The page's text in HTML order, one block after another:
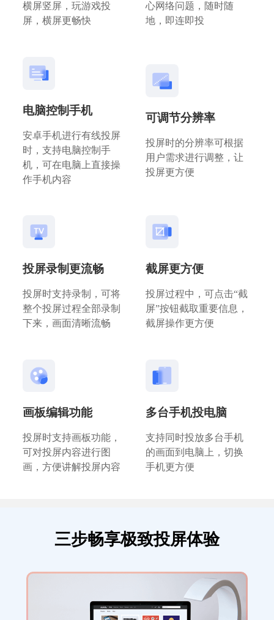
横屏竖屏，玩游戏投
屏，横屏更畅快
心网络问题，随时随
地，即连即投
电脑控制手机
安卓手机进行有线投屏
时，支持电脑控制手
机，可在电脑上直接操
作手机内容
可调节分辨率
投屏时的分辨率可根据
用户需求进行调整，让
投屏更方便
投屏录制更流畅
投屏时支持录制，可将
整个投屏过程全部录制
下来，画面清晰流畅
截屏更方便
投屏过程中，可点击“截
屏”按钮截取重要信息，
截屏操作更方便
画板编辑功能
投屏时支持画板功能，
可对投屏内容进行图
画，方便讲解投屏内容
多台手机投电脑
支持同时投放多台手机
的画面到电脑上，切换
手机更方便
三步畅享极致投屏体验